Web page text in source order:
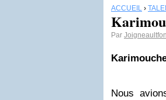
ACCUEIL ›
Par
Nous